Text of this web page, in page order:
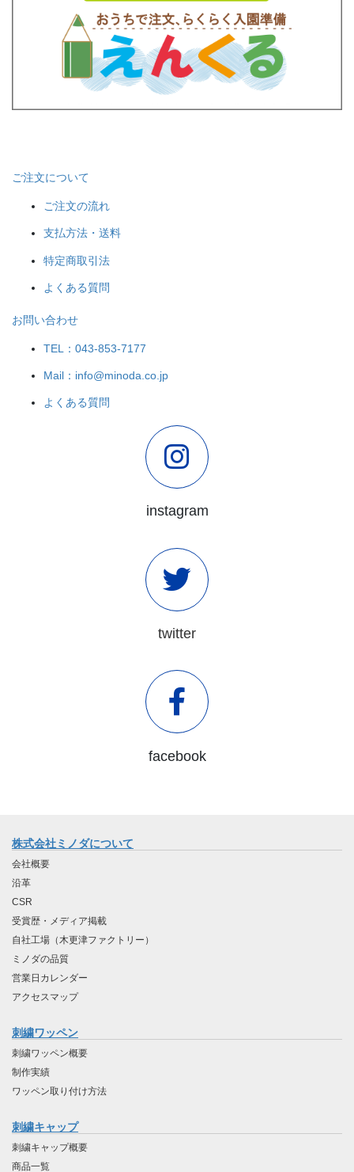
ご注文について
ご注文の流れ
支払方法・送料
特定商取引法
よくある質問
お問い合わせ
TEL：043-853-7177
Mail：info@minoda.co.jp
よくある質問
instagram
twitter
facebook
株式会社ミノダについて
会社概要
沿革
CSR
受賞歴・メディア掲載
自社工場（木更津ファクトリー）
ミノダの品質
営業日カレンダー
アクセスマップ
刺繍ワッペン
刺繍ワッペン概要
制作実績
ワッペン取り付け方法
刺繍キャップ
刺繍キャップ概要
商品一覧